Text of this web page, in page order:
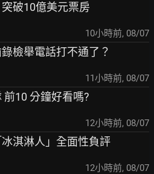
破10億美元票房
10小時前, 08/07
檢舉電話打不通了？
11小時前, 08/07
前10 分鐘好看嗎?
12小時前, 08/07
淇淋人」全面性負評
12小時前, 08/07